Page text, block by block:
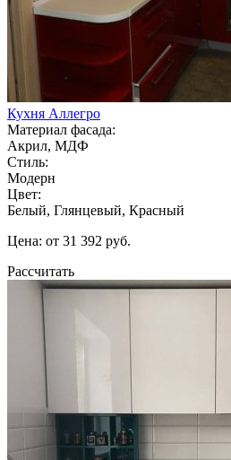
Кухня Аллегро
Материал фасада:
Акрил, МДФ
Стиль:
Модерн
Цвет:
Белый, Глянцевый, Красный
Цена: от 31 392 руб.
Рассчитать